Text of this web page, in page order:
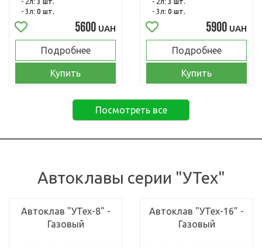
- 3л: 0 шт.
5600 UAH
Подробнее
Купить
- 3л: 0 шт.
5900 UAH
Подробнее
Купить
Посмотреть все
Автоклавы серии "УТех"
Автоклав "УТех-8" -
Газовый
Автоклав "УТех-16" -
Газовый